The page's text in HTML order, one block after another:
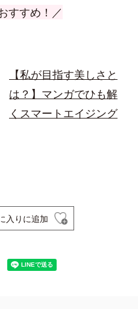
すすめ！／
【私が目指す美しさと
は？】マンガでひも解
くスマートエイジング
入りに追加